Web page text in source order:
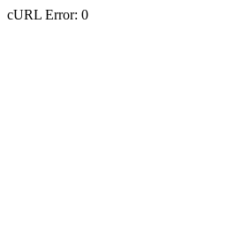
cURL Error: 0